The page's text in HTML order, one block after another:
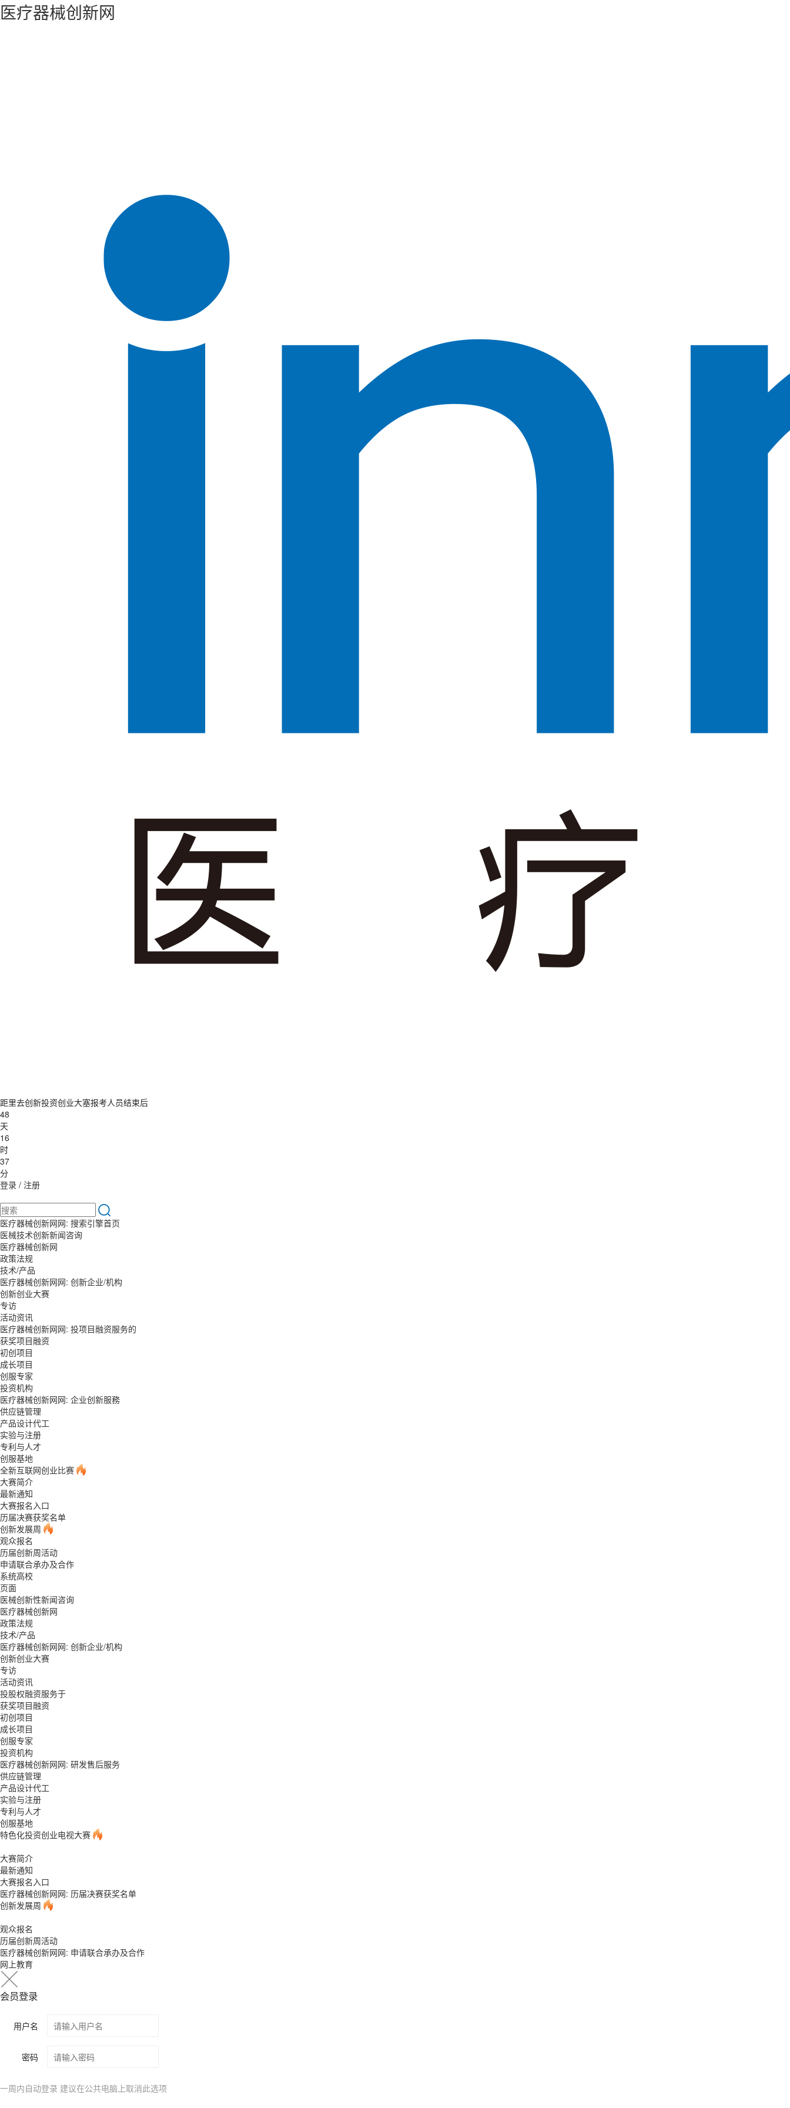
医疗器械创新网
距里去创新投资创业大塞报考人员结束后
48
天
16
时
37
分
登录 / 注册
医疗器械创新网网: 搜索引擎首页
医械技术创新新闻咨询
医疗器械创新网
政策法规
技术/产品
医疗器械创新网网: 创新企业/机构
创新创业大赛
专访
活动资讯
医疗器械创新网网: 投项目融资服务的
获奖项目融资
初创项目
成长项目
创服专家
投资机构
医疗器械创新网网: 企业创新服務
供应链管理
产品设计代工
实验与注册
专利与人才
创服基地
全新互联网创业比赛
大赛简介
最新通知
大赛报名入口
历届决赛获奖名单
创新发展周
观众报名
历届创新周活动
申请联合承办及合作
系统高校
页面
医械创新性新闻咨询
医疗器械创新网
政策法规
技术/产品
医疗器械创新网网: 创新企业/机构
创新创业大赛
专访
活动资讯
投股权融资服务于
获奖项目融资
初创项目
成长项目
创服专家
投资机构
医疗器械创新网网: 研发售后服务
供应链管理
产品设计代工
实验与注册
专利与人才
创服基地
特色化投资创业电视大赛
大赛简介
最新通知
大赛报名入口
医疗器械创新网网: 历届决赛获奖名单
创新发展周
观众报名
历届创新周活动
医疗器械创新网网: 申请联合承办及合作
网上教育
会员登录
用户名
密码
一周内自动登录 建议在公共电脑上取消此选项